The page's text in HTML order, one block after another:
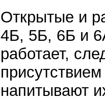
Открытые и
4Б, 5Б, 6Б и
работает,
напитывают